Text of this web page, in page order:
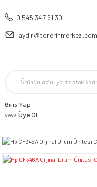
0 545 347 51 30
aydin@tonerinmerkezi.com
Giriş Yap
veya Üye Ol